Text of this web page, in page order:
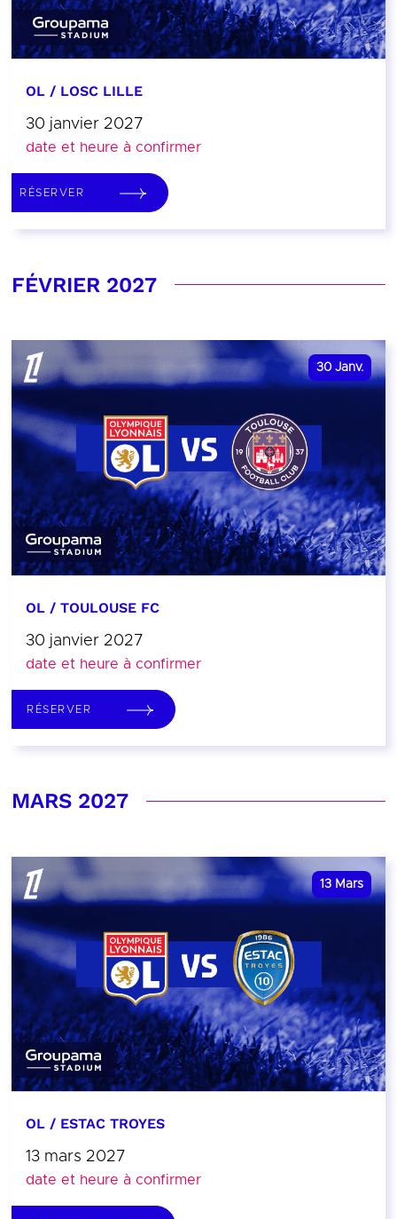
OL / LOSC LILLE
30 janvier 2027
date et heure à confirmer
RÉSERVER
FÉVRIER 2027
30 Janv.
OL / TOULOUSE FC
30 janvier 2027
date et heure à confirmer
RÉSERVER
MARS 2027
13 Mars
OL / ESTAC TROYES
13 mars 2027
date et heure à confirmer